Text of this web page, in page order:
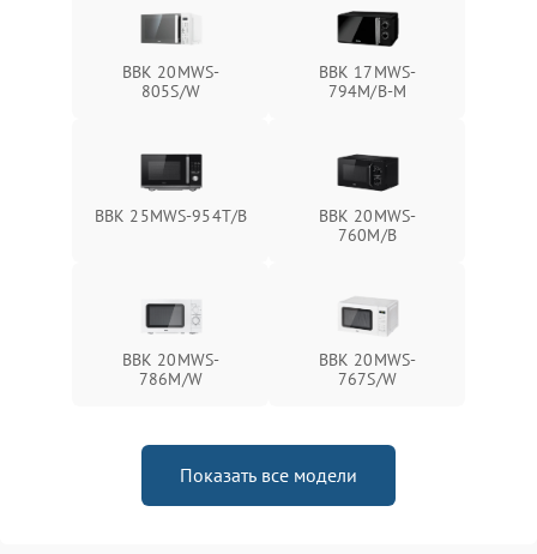
BBK 20MWS-
805S/W
BBK 17MWS-
794M/B-M
BBK 25MWS-954T/B
BBK 20MWS-
760M/B
BBK 20MWS-
786M/W
BBK 20MWS-
767S/W
Показать все модели